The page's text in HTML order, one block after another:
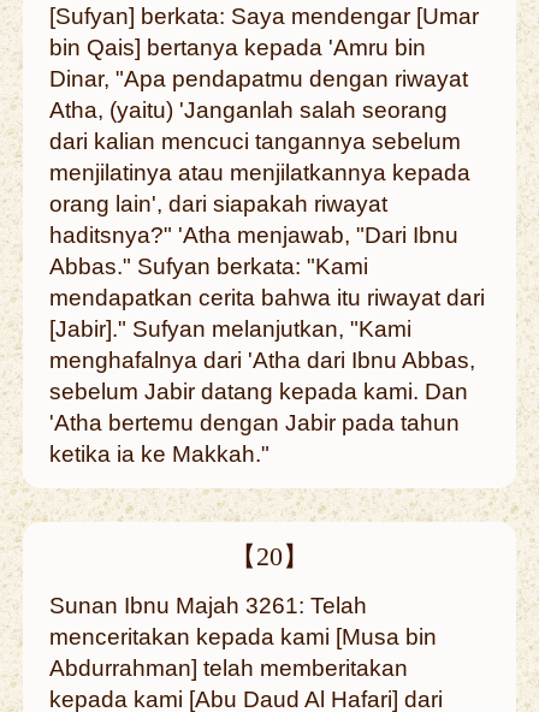
[Sufyan] berkata: Saya mendengar [Umar
bin Qais] bertanya kepada 'Amru bin
Dinar, "Apa pendapatmu dengan riwayat
Atha, (yaitu) 'Janganlah salah seorang
dari kalian mencuci tangannya sebelum
menjilatinya atau menjilatkannya kepada
orang lain', dari siapakah riwayat
haditsnya?" 'Atha menjawab, "Dari Ibnu
Abbas." Sufyan berkata: "Kami
mendapatkan cerita bahwa itu riwayat dari
[Jabir]." Sufyan melanjutkan, "Kami
menghafalnya dari 'Atha dari Ibnu Abbas,
sebelum Jabir datang kepada kami. Dan
'Atha bertemu dengan Jabir pada tahun
ketika ia ke Makkah."
【20】
Sunan Ibnu Majah 3261: Telah
menceritakan kepada kami [Musa bin
Abdurrahman] telah memberitakan
kepada kami [Abu Daud Al Hafari] dari